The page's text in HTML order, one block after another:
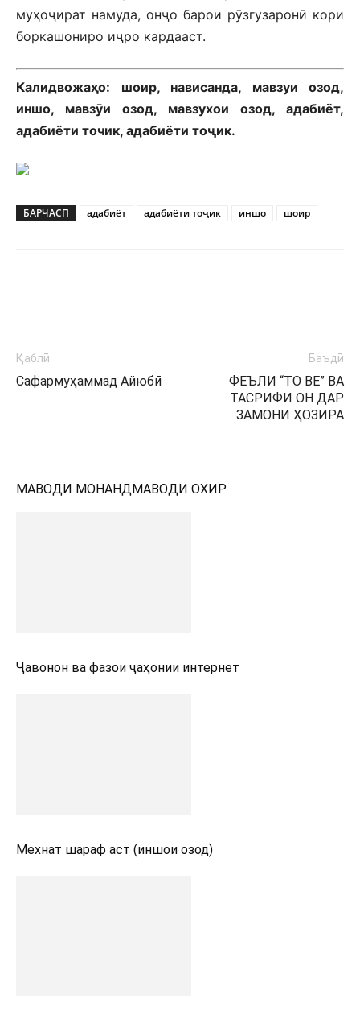
муҳоҷират намуда, онҷо барои рӯзгузаронӣ кори
боркашониро иҷро кардааст.
Калидвожаҳо: шоир, нависанда, мавзуи озод,
иншо, мавзӯи озод, мавзухои озод, адабиёт,
адабиёти точик, адабиёти тоҷик.
БАРЧАСП адабиёт адабиёти тоҷик иншо шоир
Қаблӣ
Сафармуҳаммад Айюбӣ
Баъдӣ
ФЕЪЛИ “ТО BE” ВА
ТАСРИФИ ОН ДАР
ЗАМОНИ ҲОЗИРА
МАВОДИ МОНАНДМАВОДИ ОХИР
Ҷавонон ва фазои ҷаҳонии интернет
Мехнат шараф аст (иншои озод)